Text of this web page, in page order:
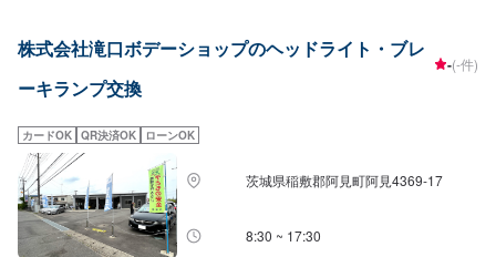
間に応じてプランをご提案！>★お安く済ませたい…★お時間があまり取れな
い…などのご相談もお気軽にどうぞ！【1】オファーにてお問い合わせ【2】
お見積り【3】お見積りにご納得いただければ作業開始【4】仕上がり次第納
納期は前後する場合がございます。予めご了承ください。-----代車について---
--代車をご用意しています。お車の作業中は代車をご利用ください。※代車の
燃料代はお客様にご負担いただいております。-----ご来店時の注意、受付方
法-----入庫の際はお気をつけてお越しください。駐車スペースは事務所前の空
いているスペースに駐車してください。受付はスタッフへ「メンテモで予約
しました」とお伝えください。ご案内いたします。【定休日・営業時間】定
休日：年中無休（大型連休のみ休み）営業時間：9:00~18:00
株式会社滝口ボデーショップのヘッドライト・ブレ
ーキランプ交換
-(-件)
カードOK QR決済OK ローンOK
茨城県稲敷郡阿見町阿見4369-17
8:30 ~ 17:30